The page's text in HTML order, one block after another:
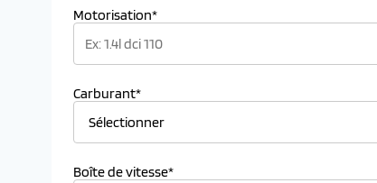
Motorisation*
Carburant*
Boîte de vitesse*